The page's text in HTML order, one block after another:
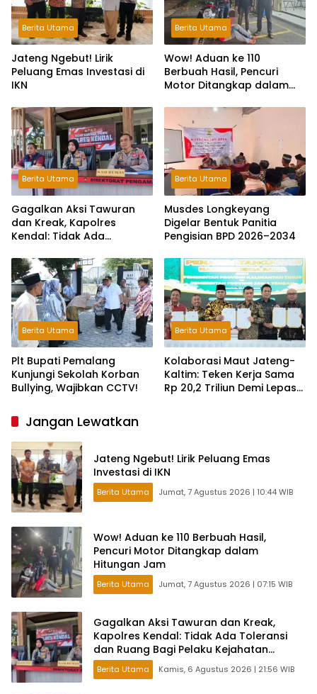
Berita Utama
Jateng Ngebut! Lirik
Peluang Emas Investasi di
IKN
Berita Utama
Wow! Aduan ke 110
Berbuah Hasil, Pencuri
Motor Ditangkap dalam
Berita Utama
Gagalkan Aksi Tawuran
dan Kreak, Kapolres
Kendal: Tidak Ada
Pelaku Kejahatan Jalanan
Berita Utama
Musdes Longkeyang
Digelar Bentuk Panitia
Pengisian BPD 2026–2034
Berita Utama
Plt Bupati Pemalang
Kunjungi Sekolah Korban
Bullying, Wajibkan CCTV!
Berita Utama
Kolaborasi Maut Jateng-
Kaltim: Teken Kerja Sama
Rp 20,2 Triliun Demi Lepas
Jangan Lewatkan
Jateng Ngebut! Lirik Peluang Emas
Investasi di IKN
Berita Utama Jumat, 7 Agustus 2026 | 10:44 WIB
Wow! Aduan ke 110 Berbuah Hasil,
Pencuri Motor Ditangkap dalam
Hitungan Jam
Berita Utama Jumat, 7 Agustus 2026 | 07:15 WIB
Gagalkan Aksi Tawuran dan Kreak,
Kapolres Kendal: Tidak Ada Toleransi
dan Ruang Bagi Pelaku Kejahatan
Jalanan
Berita Utama Kamis, 6 Agustus 2026 | 21:56 WIB